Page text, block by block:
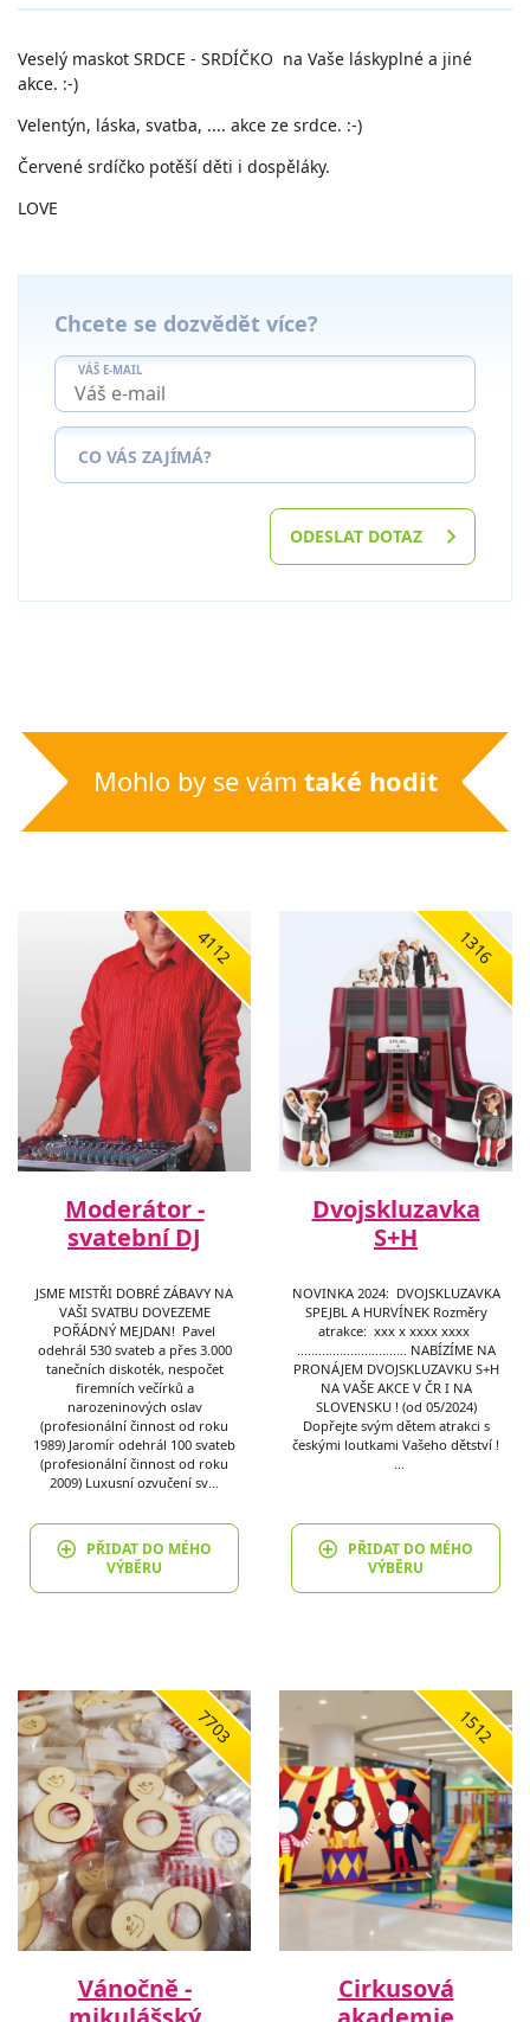
Veselý maskot SRDCE - SRDÍČKO na Vaše láskyplné a jiné
akce. :-)
Velentýn, láska, svatba, .... akce ze srdce. :-)
Červené srdíčko potěší děti i dospěláky.
LOVE
Chcete se dozvědět více?
VÁŠ E-MAIL
CO VÁS ZAJÍMÁ?
ODESLAT DOTAZ
Mohlo by se vám také hodit
4112
Moderátor -
svatební DJ
JSME MISTŘI DOBRÉ ZÁBAVY NA
VAŠI SVATBU DOVEZEME
POŘÁDNÝ MEJDAN! Pavel
odehrál 530 svateb a přes 3.000
tanečních diskoték, nespočet
firemních večírků a
narozeninových oslav
(profesionální činnost od roku
1989) Jaromír odehrál 100 svateb
(profesionální činnost od roku
2009) Luxusní ozvučení sv…
PŘIDAT DO MÉHO
VÝBĚRU
1316
Dvojskluzavka
S+H
NOVINKA 2024: DVOJSKLUZAVKA
SPEJBL A HURVÍNEK Rozměry
atrakce: xxx x xxxx xxxx
............................... NABÍZÍME NA
PRONÁJEM DVOJSKLUZAVKU S+H
NA VAŠE AKCE V ČR I NA
SLOVENSKU ! (od 05/2024)
Dopřejte svým dětem atrakci s
českými loutkami Vašeho dětství !
PŘIDAT DO MÉHO
VÝBĚRU
7703
Vánočně -
1512
Cirkusová